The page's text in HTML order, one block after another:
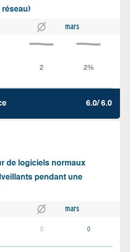
réseau)
mars
6.0/ 6.0
de logiciels normaux
pendant une
mars
0 0